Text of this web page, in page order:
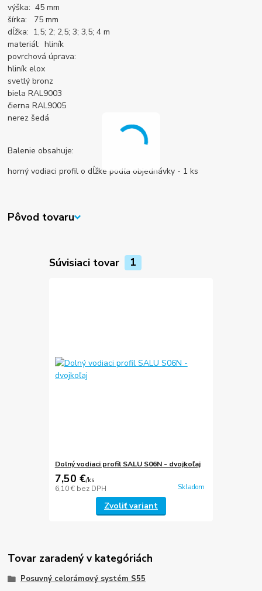
výška: 45 mm
šírka: 75 mm
dĺžka: 1,5; 2; 2,5; 3; 3,5; 4 m
materiál: hliník
povrchová úprava:
hliník elox
svetlý bronz
biela RAL9003
čierna RAL9005
nerez šedá
Balenie obsahuje:
horný vodiaci profil o dĺžke podľa objednávky - 1 ks
Pôvod tovaru
Súvisiaci tovar 1
Dolný vodiaci profil SALU S06N - dvojkoľaj
7,50 €/ks
6,10 € bez DPH Skladom
Zvoliť variant
Tovar zaradený v kategóriách
Posuvný celorámový systém S55